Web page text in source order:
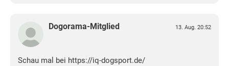
Dogorama-Mitglied 13. Aug. 20:52
Schau mal bei https://iq-dogsport.de/